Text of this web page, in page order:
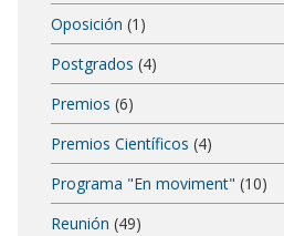
Oposición (1)
Postgrados (4)
Premios (6)
Premios Científicos (4)
Programa "En moviment" (10)
Reunión (49)